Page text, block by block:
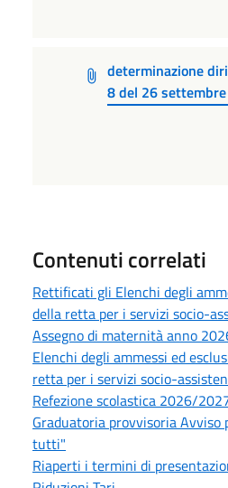
determinazione
8 del 26
Contenuti correlati
Rettificati gli Elenchi degli
della retta per i servizi socio-
Assegno di maternità anno
Elenchi degli ammessi ed
retta per i servizi socio-
Refezione scolastica 2026/
Graduatoria provvisoria Avviso
tutti"
Riaperti i termini di